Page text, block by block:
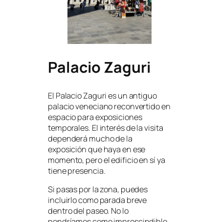
Palacio Zaguri
El Palacio Zaguri es un antiguo
palacio veneciano reconvertido en
espacio para exposiciones
temporales. El interés de la visita
dependerá mucho de la
exposición que haya en ese
momento, pero el edificio en sí ya
tiene presencia.
Si pasas por la zona, puedes
incluirlo como parada breve
dentro del paseo. No lo